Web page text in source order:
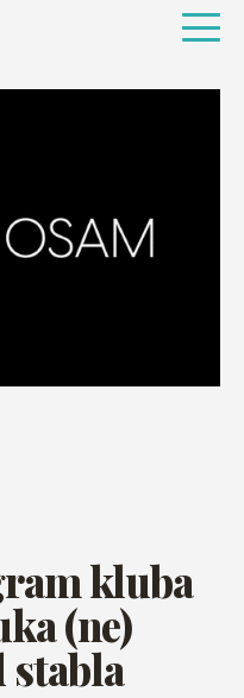
kluba
(ne)
stabla